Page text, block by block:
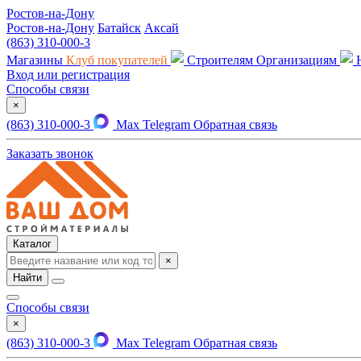
Ростов-на-Дону
Ростов-на-Дону Батайск Аксай
(863) 310-000-3
Магазины Клуб покупателей Строителям Организациям
Вход или регистрация
Способы связи
×
(863) 310-000-3 Max Telegram Обратная связь
Заказать звонок
Каталог
×
Найти
Способы связи
×
(863) 310-000-3 Max Telegram Обратная связь